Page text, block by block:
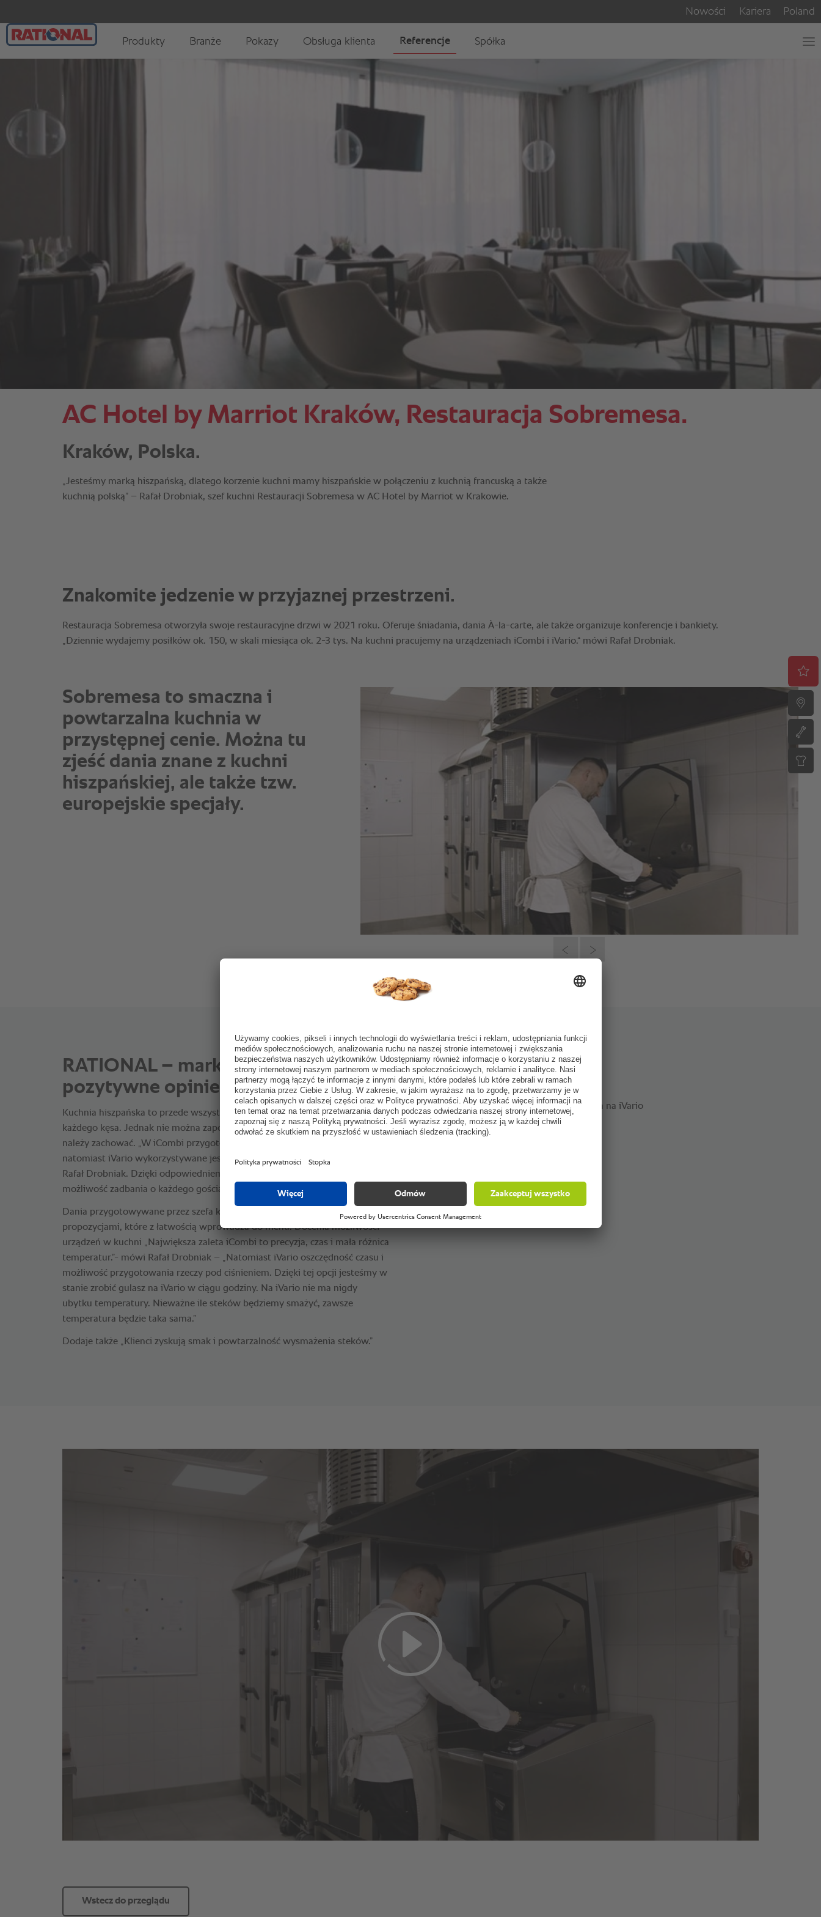
AC Hotel by Marriot Kraków, Restauracja Sobremesa.
Kraków, Polska.
„Jesteśmy marką hiszpańską, dlatego korzenie kuchni mamy hiszpańskie w połączeniu z kuchnią francuską a także
kuchnią polską” – Rafał Drobniak, szef kuchni Restauracji Sobremesa w AC Hotel by Marriot w Krakowie.
Sobremesa to smaczna i
powtarzalna kuchnia w
przystępnej cenie. Można tu
zjeść dania znane z kuchni
hiszpańskiej, ale także tzw.
europejskie specjały.
RATIONAL – marka i wieloletnie
pozytywne opinie.
Kuchnia hiszpańska to przede wszystkim radość i czerpanie przyjemności z
każdego kęsa. Jednak nie można zapominać o wysokiej jakości dania, którą
należy zachować. „W iCombi przygotowujemy wszystko do a-la carte,
natomiast iVario wykorzystywane jest do śniadań, bankietów i grup.” mówi
Rafał Drobniak. Dzięki odpowiedniemu wyposażeniu szef kuchni ma
możliwość zadbania o każdego gościa.
Dania przygotowywane przez szefa kuchni restauracji są jego autorskimi
propozycjami, które z łatwością wprowadza do menu. Docenia możliwości
urządzeń w kuchni „Największa zaleta iCombi to precyzja, czas i mała różnica
temperatur.”- mówi Rafał Drobniak – „Natomiast iVario oszczędność czasu i
możliwość przygotowania rzeczy pod ciśnieniem. Dzięki tej opcji jesteśmy w
stanie zrobić gulasz na iVario w ciągu godziny. Na iVario nie ma nigdy
ubytku temperatury. Nieważne ile steków będziemy smażyć, zawsze
temperatura będzie taka sama.”
Dodaje także „Klienci zyskują smak i powtarzalność wysmażenia steków.”
Korzyści:
Precyzja
Stałość temperatury podczas smażenia na iVario
Gotowanie pod ciśnieniem
Wstecz do przeglądu